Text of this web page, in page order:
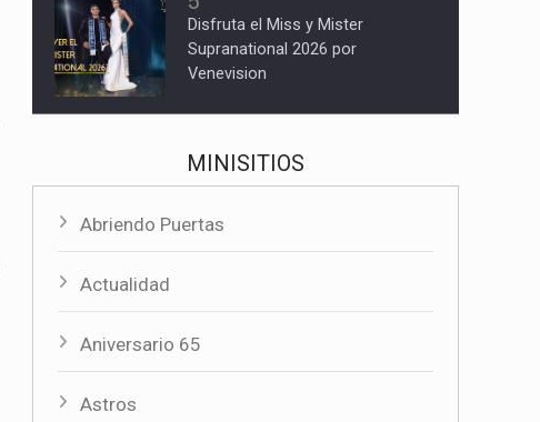
Disfruta el Miss y Mister
Supranational 2026 por
Venevision
MINISITIOS
Abriendo Puertas
Actualidad
Aniversario 65
Astros